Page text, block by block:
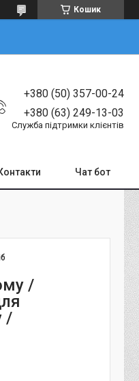
Кошик
+380 (50) 357-00-24
+380 (63) 249-13-03
Служба підтримки клієнтів
Чат бот
/
/